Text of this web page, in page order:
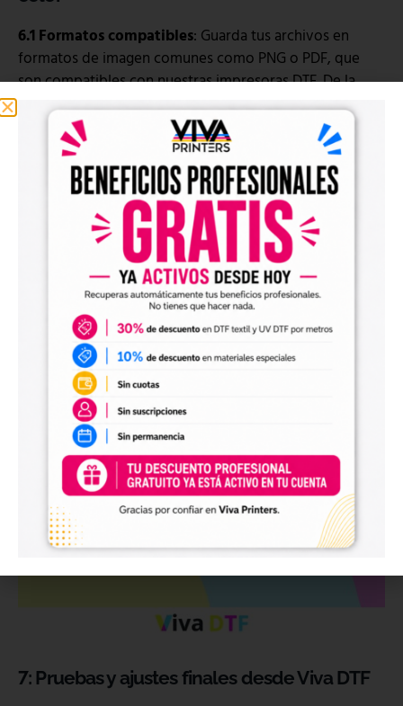
6.1 Formatos compatibles: Guarda tus archivos en
formatos de imagen comunes como PNG o PDF, que
son compatibles con nuestras impresoras DTF. De la
misma forma también se pueden usar los .AI, .PSD y
archivos de corel.
6.2 Ajustes de color: Configura y documenta los
perfiles de color y las configuraciones específicas de tu
impresora DTF para garantizar una reproducción
7: Pruebas y ajustes finales desde Viva DTF